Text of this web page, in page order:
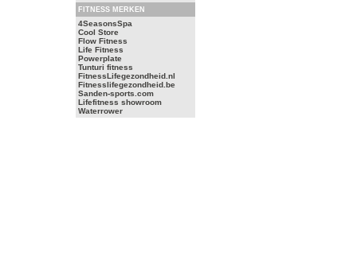
FITNESS MERKEN
4SeasonsSpa
Cool Store
Flow Fitness
Life Fitness
Powerplate
Tunturi fitness
FitnessLifegezondheid.nl
Fitnesslifegezondheid.be
Sanden-sports.com
Lifefitness showroom
Waterrower